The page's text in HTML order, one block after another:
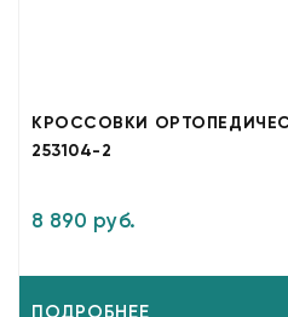
КРОССОВКИ
253104-2
8 890 руб.
ПОДРОБНЕЕ